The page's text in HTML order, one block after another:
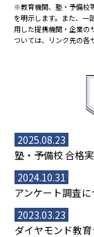
※教育機関、塾・予備校
を明示します。また、一
用した提携機関・企業の
ついては、リンク先の各
2025.08.23
塾・予備校 合格
2024.10.31
アンケート調査に
2023.03.23
ダイヤモンド教